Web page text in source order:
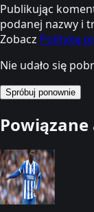
Publikując
podanej nazwy i
Zobacz Politykę
Nie udało się
Spróbuj ponownie